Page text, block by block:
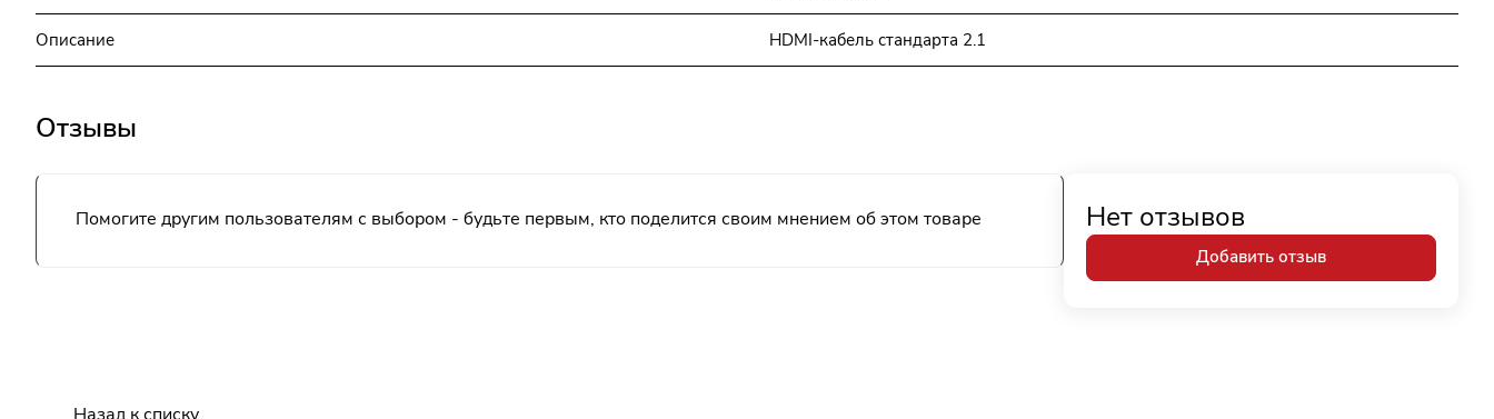
Описание HDMI-кабель стандарта 2.1
Отзывы
Помогите другим пользователям с выбором - будьте первым, кто поделится своим мнением об этом товаре Нет отзывов
Добавить отзыв